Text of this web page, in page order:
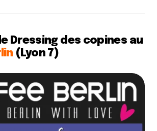
Dressing des copines au
(Lyon 7)